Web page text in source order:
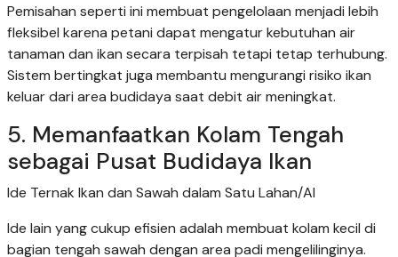
Pemisahan seperti ini membuat pengelolaan menjadi lebih
fleksibel karena petani dapat mengatur kebutuhan air
tanaman dan ikan secara terpisah tetapi tetap terhubung.
Sistem bertingkat juga membantu mengurangi risiko ikan
keluar dari area budidaya saat debit air meningkat.
5. Memanfaatkan Kolam Tengah
sebagai Pusat Budidaya Ikan
Ide Ternak Ikan dan Sawah dalam Satu Lahan/AI
Ide lain yang cukup efisien adalah membuat kolam kecil di
bagian tengah sawah dengan area padi mengelilinginya.